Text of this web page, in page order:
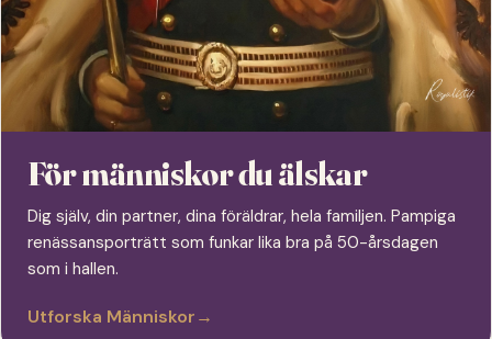
För människor du älskar
Dig själv, din partner, dina föräldrar, hela familjen. Pampiga
renässansporträtt som funkar lika bra på 50-årsdagen
som i hallen.
Utforska Människor→